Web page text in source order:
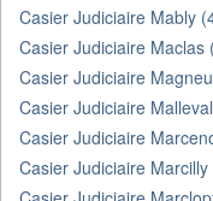
Casier Judiciaire Mably
Casier Judiciaire Maclas
Casier Judiciaire
Casier Judiciaire
Casier Judiciaire
Casier Judiciaire